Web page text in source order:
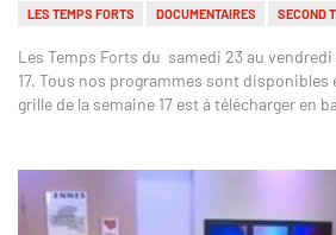
LES TEMPS FORTS DOCUMENTAIRES SECOND
Les Temps Forts du samedi 23 au
17. Tous nos programmes sont
grille de la semaine 17 est à télécharger en